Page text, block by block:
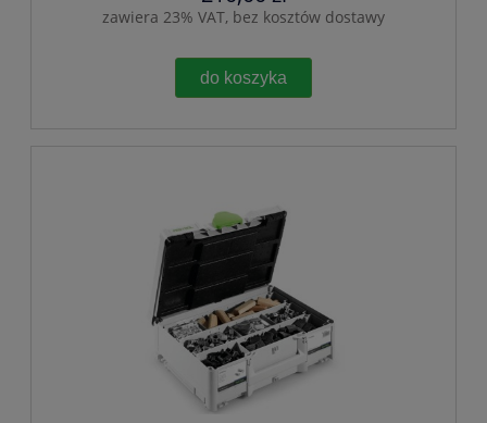
zawiera 23% VAT, bez kosztów dostawy
do koszyka